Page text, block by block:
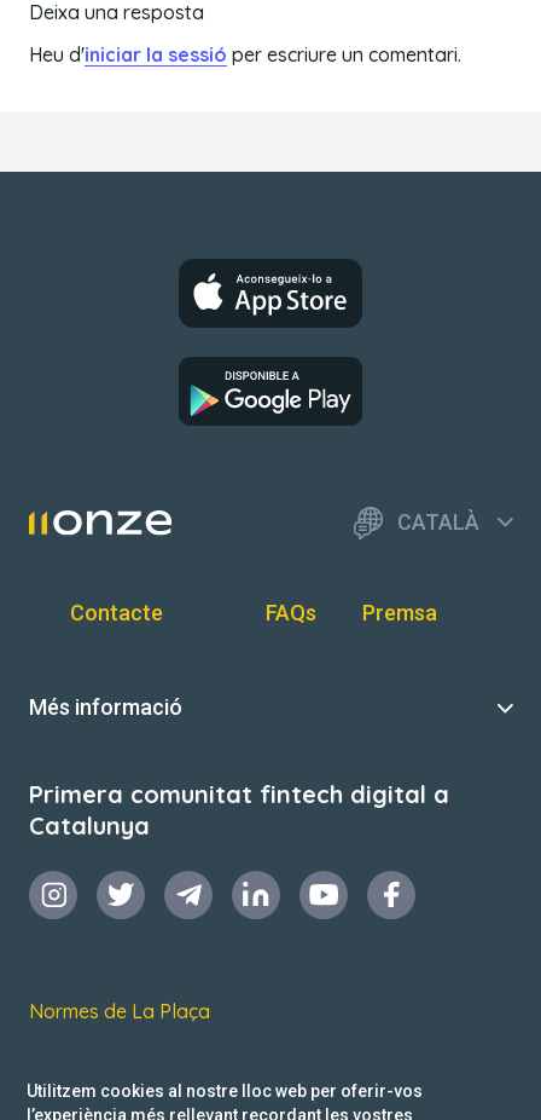
Deixa una resposta
Heu d'iniciar la sessió per escriure un comentari.
CATALÀ
Contacte FAQs Premsa
Més informació
Primera comunitat fintech digital a
Catalunya
Normes de La Plaça
Política de privacitat
Utilitzem cookies al nostre lloc web per oferir-vos
l’experiència més rellevant recordant les vostres